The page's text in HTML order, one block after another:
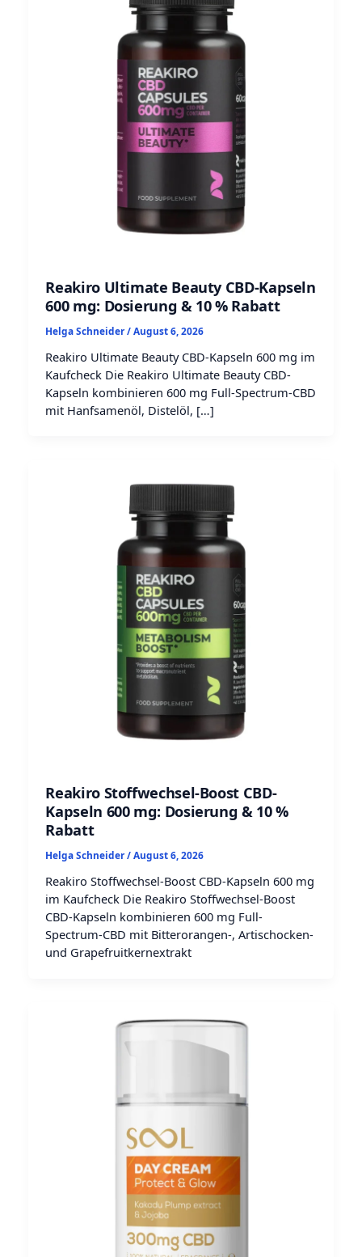
Reakiro Ultimate Beauty CBD-Kapseln
600 mg: Dosierung & 10 % Rabatt
Helga Schneider/August 6, 2026
Reakiro Ultimate Beauty CBD-Kapseln 600 mg im
Kaufcheck Die Reakiro Ultimate Beauty CBD-
Kapseln kombinieren 600 mg Full-Spectrum-CBD
mit Hanfsamenöl, Distelöl, […]
Reakiro Stoffwechsel-Boost CBD-
Kapseln 600 mg: Dosierung & 10 %
Rabatt
Helga Schneider/August 6, 2026
Reakiro Stoffwechsel-Boost CBD-Kapseln 600 mg
im Kaufcheck Die Reakiro Stoffwechsel-Boost
CBD-Kapseln kombinieren 600 mg Full-
Spectrum-CBD mit Bitterorangen-, Artischocken-
und Grapefruitkernextrakt